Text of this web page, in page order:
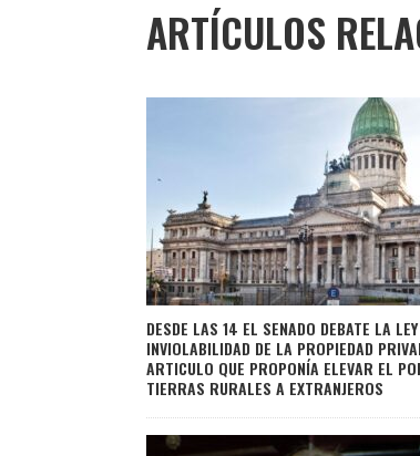
ARTÍCULOS
DESDE LAS 14 EL SENADO DEBATE LA
INVIOLABILIDAD DE LA PROPIEDAD
ARTICULO QUE PROPONÍA ELEVAR EL
TIERRAS RURALES A EXTRANJEROS